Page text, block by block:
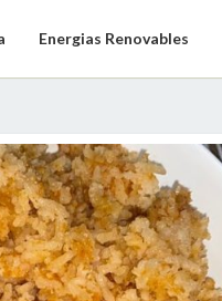
Energias Renovables